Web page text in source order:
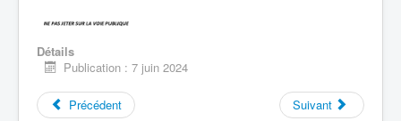
Détails
Publication : 7 juin 2024
Précédent Suivant